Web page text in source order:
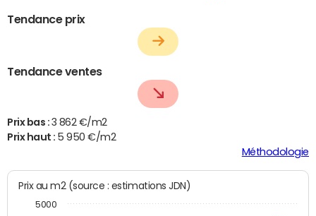
Tendance prix
Tendance ventes
Prix bas : 3 862 €/m2
Prix haut : 5 950 €/m2
Méthodologie
Prix au m2 (source : estimations JDN)
5000